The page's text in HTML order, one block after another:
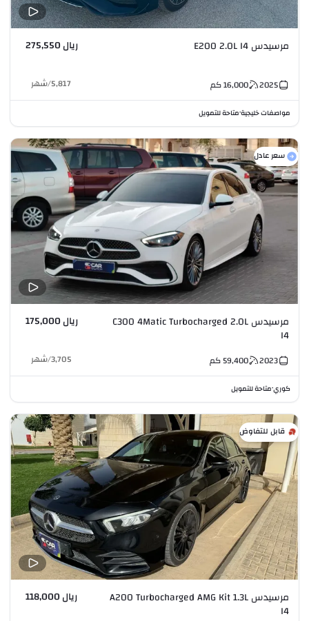
مرسيدس E200 2.0L I4 ريال 275,550
2025
16,000كم 5,817
/شهر
مواصفات خليجية•متاحة للتمويل
سعر عادل
مرسيدس C300 4Matic Turbocharged 2.0L
I4
ريال 175,000
2023
59,400كم 3,705
/شهر
كوري•متاحة للتمويل
قابل للتفاوض
مرسيدس A200 Turbocharged AMG Kit 1.3L
I4
ريال 118,000